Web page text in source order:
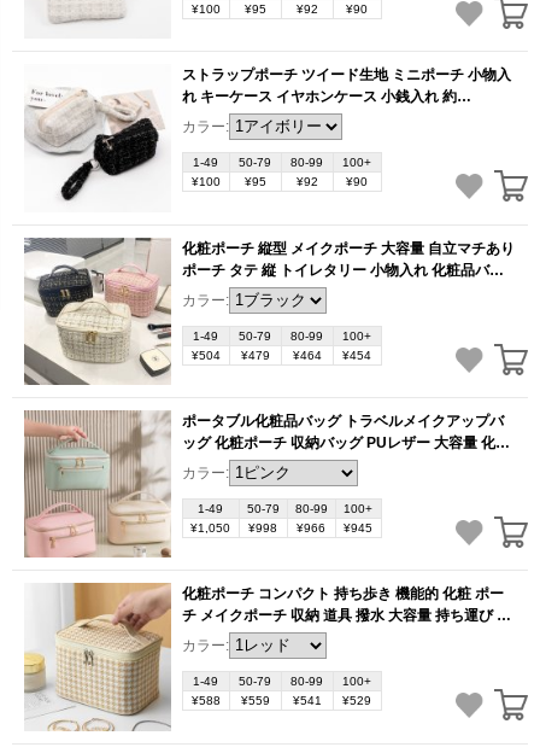
¥100
¥95 ¥92 ¥90
ストラップポーチ ツイード生地 ミニポーチ 小物入
れ キーケース イヤホンケース 小銭入れ 約
6×6×11cm (1個） (KW556)
カラー:
1-49 50-79 80-99
100+
¥100
¥95 ¥92 ¥90
化粧ポーチ 縦型 メイクポーチ 大容量 自立マチあり
ポーチ タテ 縦 トイレタリー 小物入れ 化粧品バッ
グ フルメイク 化粧品バック 収納袋 化粧バッグ 化
粧バック 見つけやすい 取り出しやすい 旅行 化粧品
収納 シンプル（1ヶ）
(BB2750)
カラー:
1-49 50-79 80-99
100+
¥504
¥479 ¥464 ¥454
ポータブル化粧品バッグ トラベルメイクアップバ
ッグ 化粧ポーチ 収納バッグ PUレザー 大容量 化粧
バック 収納 バッグ 防水 女性 旅行 出張 小物入れ お
しゃれ 収納（1ヶ） (BB2749)
カラー:
1-49 50-79 80-99
100+
¥1,050
¥998 ¥966 ¥945
化粧ポーチ コンパクト 持ち歩き 機能的 化粧 ポー
チ メイクポーチ 収納 道具 撥水 大容量 持ち運び 大
きめ 自立 整理ができる化粧ポーチ（1ヶ）
(BB2747)
カラー:
1-49 50-79 80-99
100+
¥588
¥559 ¥541 ¥529